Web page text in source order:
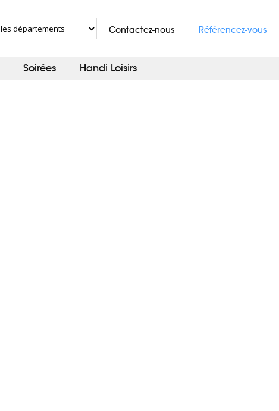
Contactez-nous Référencez-vous
Soirées Handi Loisirs